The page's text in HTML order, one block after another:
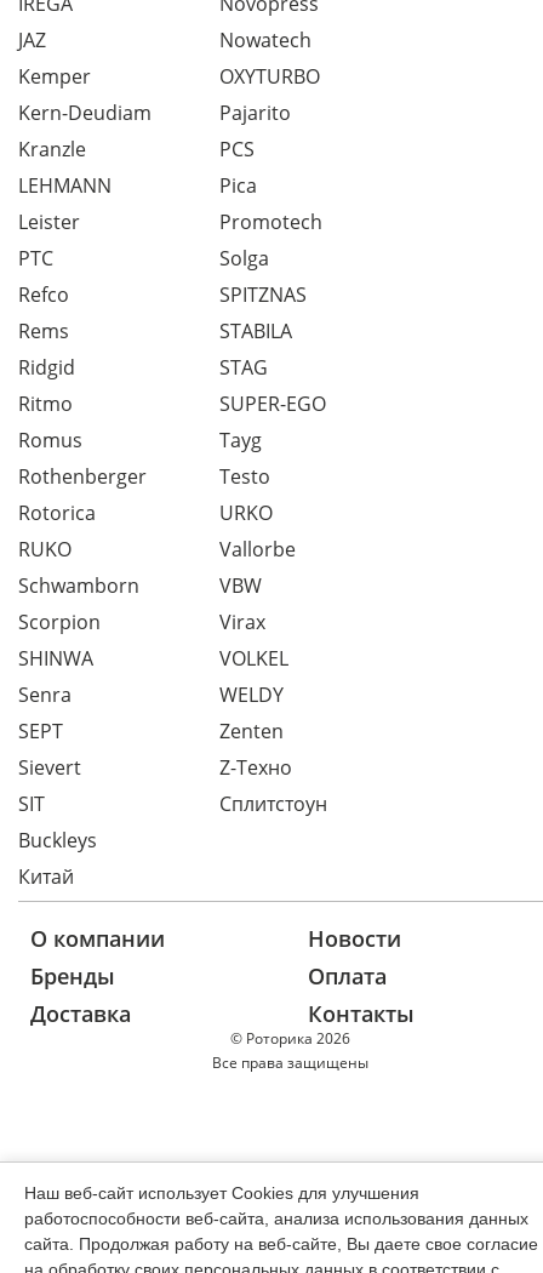
JAZ
Kemper
Kern-Deudiam
Kranzle
LEHMANN
Leister
Nowatech
OXYTURBO
Pajarito
PCS
Pica
Promotech
PTC
Refco
Rems
Ridgid
Ritmo
Romus
Rothenberger
Rotorica
RUKO
Schwamborn
Scorpion
SHINWA
Senra
SEPT
Sievert
SIT
Solga
SPITZNAS
STABILA
STAG
SUPER-EGO
Tayg
Testo
URKO
Vallorbe
VBW
Virax
VOLKEL
WELDY
Zenten
Z-Техно
Сплитстоун
Buckleys
Китай
© Роторика 2026
Все права защищены
О компании
Новости
Бренды
Оплата
Доставка
Контакты
Наш веб-сайт использует Cookies для улучшения
работоспособности веб-сайта, анализа использования данных
сайта. Продолжая работу на веб-сайте, Вы даете свое согласие